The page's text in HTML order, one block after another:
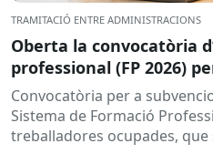
TRAMITACIÓ ENTRE ADMINISTRACIONS
Oberta la convocatòria
professional (FP 2026)
treballadores ocupades
Convocatòria per a
Sistema de Formació
treballadores ocupades,